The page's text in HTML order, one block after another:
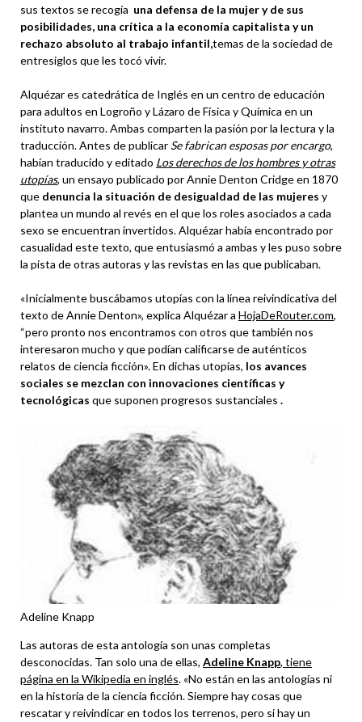
sus textos se recogía una defensa de la mujer y de sus
posibilidades, una crítica a la economía capitalista y un
rechazo absoluto al trabajo infantil,temas de la sociedad de
entresiglos que les tocó vivir.
Alquézar es catedrática de Inglés en un centro de educación
para adultos en Logroño y Lázaro de Física y Química en un
instituto navarro. Ambas comparten la pasión por la lectura y la
traducción. Antes de publicar Se fabrican esposas por encargo,
habían traducido y editado Los derechos de los hombres y otras
utopías, un ensayo publicado por Annie Denton Cridge en 1870
que denuncia la situación de desigualdad de las mujeres y
plantea un mundo al revés en el que los roles asociados a cada
sexo se encuentran invertidos. Alquézar había encontrado por
casualidad este texto, que entusiasmó a ambas y les puso sobre
la pista de otras autoras y las revistas en las que publicaban.
«Inicialmente buscábamos utopías con la línea reivindicativa del
texto de Annie Denton», explica Alquézar a HojaDeRouter.com,
“pero pronto nos encontramos con otros que también nos
interesaron mucho y que podían calificarse de auténticos
relatos de ciencia ficción». En dichas utopías, los avances
sociales se mezclan con innovaciones científicas y
tecnológicas que suponen progresos sustanciales .
Adeline Knapp
Las autoras de esta antología son unas completas
desconocidas. Tan solo una de ellas, Adeline Knapp, tiene
página en la Wikipedia en inglés. «No están en las antologías ni
en la historia de la ciencia ficción. Siempre hay cosas que
rescatar y reivindicar en todos los terrenos, pero si hay un